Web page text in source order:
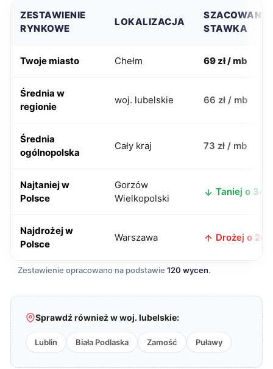
ZESTAWIENIE
RYNKOWE
LOKALIZACJA
SZACOWANA
STAWKA
Twoje miasto Chełm 69 zł / mb
Średnia w
regionie
woj. lubelskie 66 zł / mb
Średnia
ogólnopolska
Cały kraj 73 zł / mb
Najtaniej w
Polsce
Gorzów
Wielkopolski
Taniej o 34
Najdrożej w
Polsce
Warszawa Drożej o 26
Zestawienie opracowano na podstawie 120 wycen.
Sprawdź również w woj. lubelskie:
Lublin Biała Podlaska Zamość Puławy